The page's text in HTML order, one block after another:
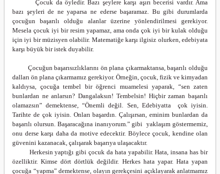
Çocuk da öyledir. Bazı şeylere karşı aşırı becerisi vardır. Ama
bazı şeyleri de ne yaparsa ne ederse başaramaz. Bu gibi durumlarda
çocuğun başarılı olduğu alanlar üzerine yönlendirilmesi gerekiyor.
Mesela çocuk iyi bir resim yapamaz, ama onda çok iyi bir kulak olduğu
için iyi bir müzisyen olabilir. Matematiğe karşı ilgisiz olurken, edebiyata
karşı büyük bir istek duyabilir.
Çocuğun başarısızlıklarını ön plana çıkarmaktansa, başarılı olduğu
dalları ön plana çıkarmamız gerekiyor. Örneğin, çocuk, fizik ve kimyadan
kaldıysa, çocuğa tembel bir öğrenci muamelesi yaparak, “sen zaten
bunlardan ne anlarsın? Dangalaksın! Tembelsin! Hiçbir zaman başarılı
olamazsın” demektense, “Önemli değil. Sen, Edebiyatta çok iyisin.
Tarihte de çok iyisin. Onları başardın. Çalışırsan, eminim bunlardan da
başarılı olursun. Başaracağına inanıyorum.” gibi yaklaşım göstermemiz,
onu derse karşı daha da motive edecektir. Böylece çocuk, kendine olan
güvenini kazanacak, çalışarak başarıya ulaşacaktır.
Herkesin yaptığı gibi çocuk da hata yapabilir. Hata, insana has bir
özelliktir. Kimse dört dörtlük değildir. Herkes hata yapar. Hata yapan
çocuğa “yapma” demektense, olayın gerekçesini açıklayarak anlatmamız